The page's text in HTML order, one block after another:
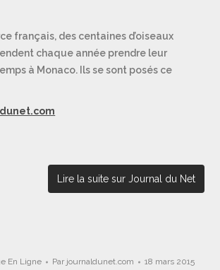
français, des centaines d’oiseaux
chaque année prendre leur
à Monaco. Ils se sont posés ce
Lire la suite sur Journal du Net
En Ligne Par journaldunet.com 18 mars 2015